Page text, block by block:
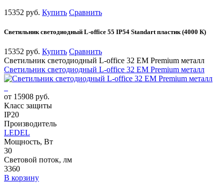
15352 руб. Купить Сравнить
Светильник светодиодный L-office 55 IP54 Standart пластик (4000 К)
15352 руб. Купить Сравнить
Светильник светодиодный L-office 32 EM Premium металл
Светильник светодиодный L-office 32 EM Premium металл
от 15908 руб.
Класс защиты
IP20
Производитель
LEDEL
Мощность, Вт
30
Световой поток, лм
3360
В корзину